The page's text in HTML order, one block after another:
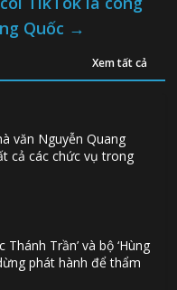
Quốc →
Xem tất cả
văn Nguyễn Quang
cả các chức vụ trong
Thánh Trần’ và bộ ‘Hùng
phát hành để thẩm